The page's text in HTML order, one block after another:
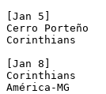
[Jan 5]
Cerro Porteño
Corinthians
[Jan 8]
Corinthians
América-MG